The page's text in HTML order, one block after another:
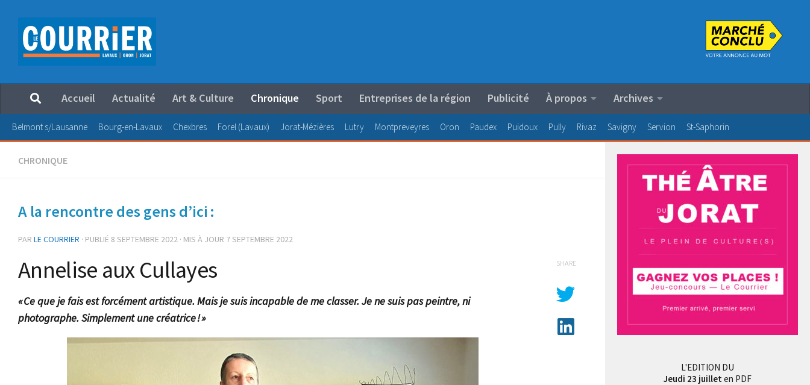
Au dessous du contenu
Accueil Actualité Art & Culture Chronique Sport Entreprises de la région Publicité À propos Archives
Belmont s/Lausanne Bourg-en-Lavaux Chexbres Forel (Lavaux) Jorat-Mézières Lutry Montpreveyres Oron Paudex Puidoux Pully Rivaz Savigny Servion St-Saphorin
CHRONIQUE
A la rencontre des gens d’ici :
PAR LE COURRIER · PUBLIÉ 8 SEPTEMBRE 2022 · MIS À JOUR 7 SEPTEMBRE 2022
Annelise aux Cullayes
« Ce que je fais est forcément artistique. Mais je suis incapable de me classer. Je ne suis pas peintre, ni
photographe. Simplement une créatrice ! »
SHARE
L'EDITION DU
Jeudi 23 juillet en PDF